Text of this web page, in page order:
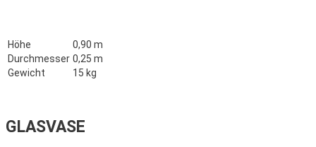
Höhe
0,90 m
Durchmesser 0,25 m
Gewicht
15 kg
GLASVASE